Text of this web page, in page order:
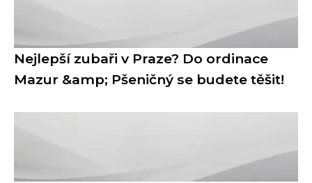
Nejlepší zubaři v Praze? Do ordinace
Mazur &amp; Pšeničný se budete těšit!